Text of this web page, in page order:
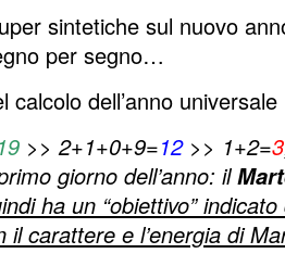
sintetiche sul nuovo
per segno…
calcolo dell’anno
>> 2+1+0+9=12>> 1+2=3
giorno dell’anno: il
ha un “obiettivo”
il carattere e l’energia di